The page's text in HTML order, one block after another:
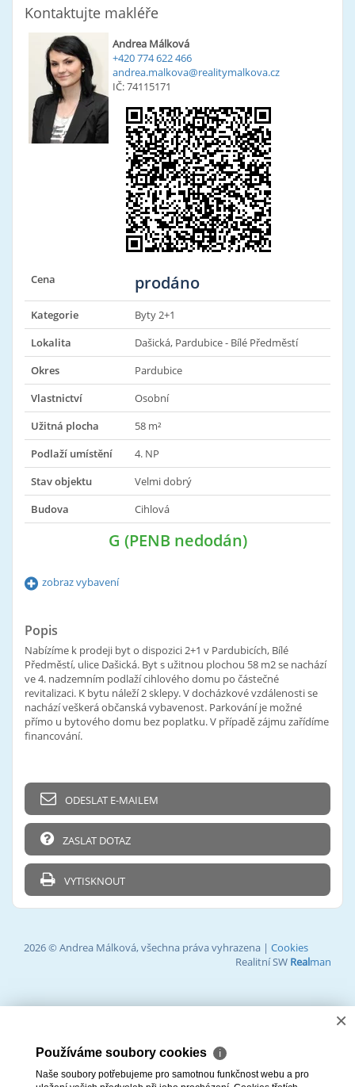
Kontaktujte makléře
Andrea Málková
+420 774 622 466
andrea.malkova@realitymalkova.cz
IČ: 74115171
Cena prodáno
Kategorie
Byty 2+1
Lokalita
Dašická, Pardubice - Bílé Předměstí
Okres
Pardubice
Vlastnictví
Osobní
Užitná plocha
58 m²
Podlaží umístění
4. NP
Stav objektu
Velmi dobrý
Budova
Cihlová
G (PENB nedodán)
zobraz vybavení
Popis
Nabízíme k prodeji byt o dispozici 2+1 v Pardubicích, Bílé
Předměstí, ulice Dašická. Byt s užitnou plochou 58 m2 se nachází
ve 4. nadzemním podlaží cihlového domu po částečné
revitalizaci. K bytu náleží 2 sklepy. V docházkové vzdálenosti se
nachází veškerá občanská vybavenost. Parkování je možné
přímo u bytového domu bez poplatku. V případě zájmu zařídíme
financování.
ODESLAT E-MAILEM
ZASLAT DOTAZ
VYTISKNOUT
2026 © Andrea Málková, všechna práva vyhrazena | Cookies
Realitní SW Realman
×
Používáme soubory cookies ℹ
Naše soubory potřebujeme pro samotnou funkčnost webu a pro